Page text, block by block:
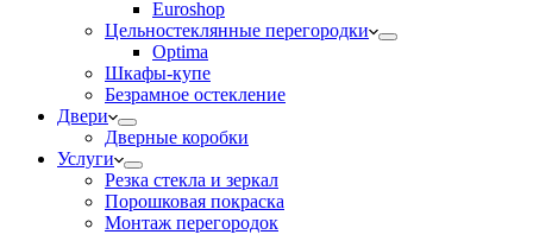
Euroshop
Цельностеклянные перегородки
Optima
Шкафы-купе
Безрамное остекление
Двери
Дверные коробки
Услуги
Резка стекла и зеркал
Порошковая покраска
Монтаж перегородок